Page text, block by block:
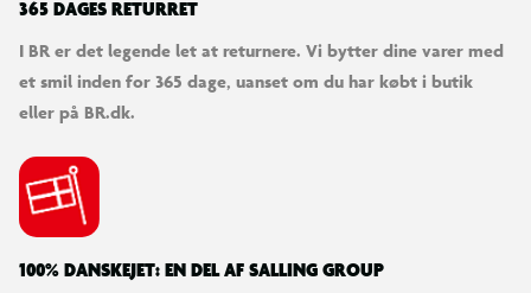
365 DAGES RETURRET
I BR er det legende let at returnere. Vi bytter dine varer med
et smil inden for 365 dage, uanset om du har købt i butik
eller på BR.dk.
100% DANSKEJET: EN DEL AF SALLING GROUP